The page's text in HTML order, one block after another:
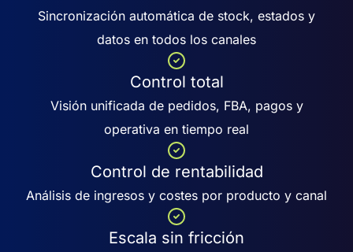
Sincronización automática de stock, estados y
datos en todos los canales
Control total
Visión unificada de pedidos, FBA, pagos y
operativa en tiempo real
Control de rentabilidad
Análisis de ingresos y costes por producto y canal
Escala sin fricción